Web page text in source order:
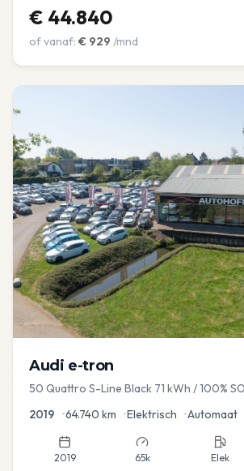
€ 44.840
of vanaf: € 929 /mnd
Audi e-tron
50 Quattro S-Line Black 71 kWh / 100%
2019 •64.740 km •Elektrisch •Automaat
2019 65k Elek